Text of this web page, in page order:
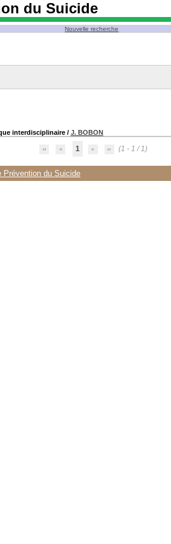
du Suicide
Nouvelle recherche
interdisciplinaire/ J. BOBON
1 (1 - 1 / 1)
Prévention du Suicide